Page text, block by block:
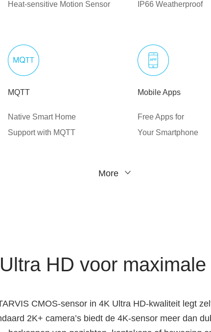
Heat-sensitive Motion Sensor IP66 Weatherproof
MQTT
Native Smart Home
Support with MQTT
Mobile Apps
Free Apps for
Your Smartphone
More
HD voor
CMOS-sensor in 4K Ultra HD-kwaliteit legt
2K+ camera’s biedt de 4K-sensor meer dan